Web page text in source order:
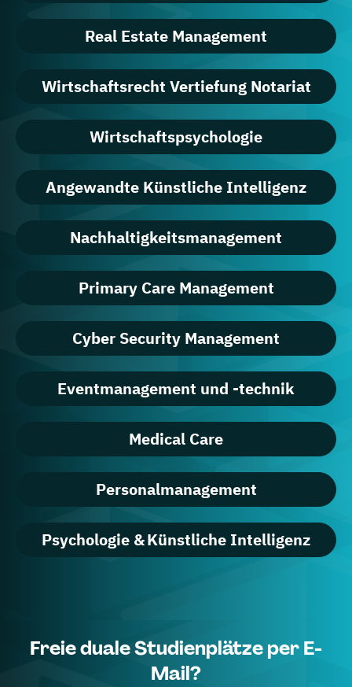
Real Estate Management
Wirtschaftsrecht Vertiefung Notariat
Wirtschaftspsychologie
Angewandte Künstliche Intelligenz
Nachhaltigkeitsmanagement
Primary Care Management
Cyber Security Management
Eventmanagement und -technik
Medical Care
Personalmanagement
Psychologie & Künstliche Intelligenz
Freie duale Studienplätze per E-
Mail?